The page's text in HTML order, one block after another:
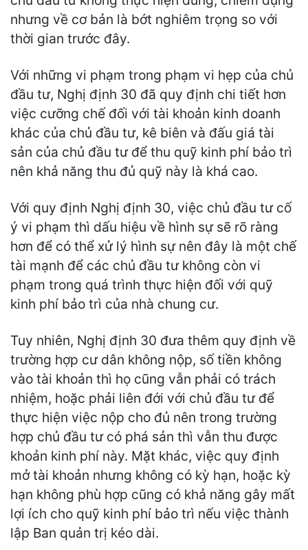
nhưng về cơ bản là bớt nghiêm trọng so với
thời gian trước đây.
Với những vi phạm trong phạm vi hẹp của chủ
đầu tư, Nghị định 30 đã quy định chi tiết hơn
việc cưỡng chế đối với tài khoản kinh doanh
khác của chủ đầu tư, kê biên và đấu giá tài
sản của chủ đầu tư để thu quỹ kinh phí bảo trì
nên khả năng thu đủ quỹ này là khá cao.
Với quy định Nghị định 30, việc chủ đầu tư cố
ý vi phạm thì dấu hiệu về hình sự sẽ rõ ràng
hơn để có thể xử lý hình sự nên đây là một chế
tài mạnh để các chủ đầu tư không còn vi
phạm trong quá trình thực hiện đối với quỹ
kinh phí bảo trì của nhà chung cư.
Tuy nhiên, Nghị định 30 đưa thêm quy định về
trường hợp cư dân không nộp, số tiền không
vào tài khoản thì họ cũng vẫn phải có trách
nhiệm, hoặc phải liên đới với chủ đầu tư để
thực hiện việc nộp cho đủ nên trong trường
hợp chủ đầu tư có phá sản thì vẫn thu được
khoản kinh phí này. Mặt khác, việc quy định
mở tài khoản nhưng không có kỳ hạn, hoặc kỳ
hạn không phù hợp cũng có khả năng gây mất
lợi ích cho quỹ kinh phí bảo trì nếu việc thành
lập Ban quản trị kéo dài.